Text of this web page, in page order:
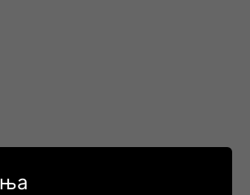
до точка на рамото на грбот